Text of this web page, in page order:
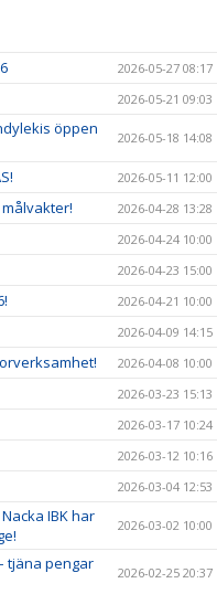
2026-05-27 08:17
2026-05-21 09:03
öppen
2026-05-18 14:08
2026-05-11 12:00
2026-04-28 13:28
2026-04-24 10:00
2026-04-23 15:00
2026-04-21 10:00
2026-04-09 14:15
2026-04-08 10:00
2026-03-23 15:13
2026-03-17 10:24
2026-03-12 10:16
2026-03-04 12:53
IBK har
2026-03-02 10:00
tjäna pengar
2026-02-25 20:37